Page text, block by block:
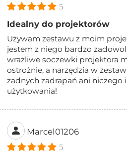
5
Idealny do projektorów
Używam zestawu z moim
jestem z niego bardzo
wrażliwe soczewki projektora
ostrożnie, a narzędzia w
żadnych zadrapań ani niczego
użytkowania!
Marcel01206
5